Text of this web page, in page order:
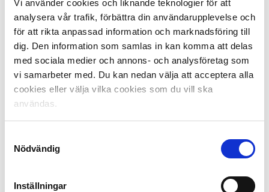
Vi använder cookies och liknande teknologier för att
analysera vår trafik, förbättra din användarupplevelse och
för att rikta anpassad information och marknadsföring till
dig. Den information som samlas in kan komma att delas
med sociala medier och annons- och analysföretag som
vi samarbeter med. Du kan nedan välja att acceptera alla
cookies eller välja vilka cookies som du vill ska
användas.
Nödvändig
Inställningar
Fakta Svensk Elitfotboll och samhället:
bättre samhälle som hjälper klubbarnas närområde på